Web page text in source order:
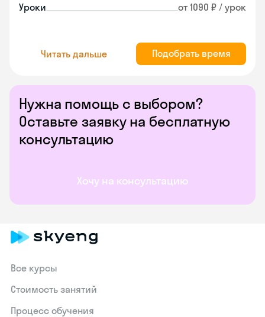
Нужна помощь с выбором?
Оставьте заявку на бесплатную
консультацию
Хочу на консультацию
Уроки от 1090 ₽ / урок
Читать дальше Подобрать время
Все курсы
Стоимость занятий
Процесс обучения